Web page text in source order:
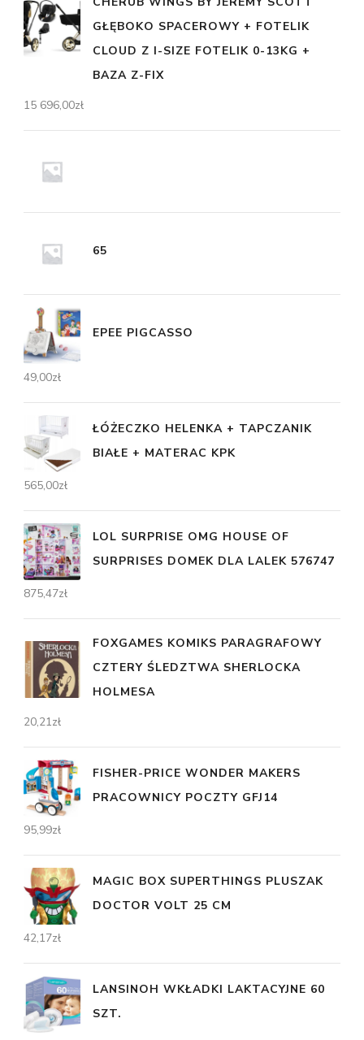
GŁĘBOKO SPACEROWY + FOTELIK
CLOUD Z I-SIZE FOTELIK 0-13KG +
BAZA Z-FIX
15 696,00zł
65
EPEE PIGCASSO
49,00zł
ŁÓŻECZKO HELENKA + TAPCZANIK
BIAŁE + MATERAC KPK
565,00zł
LOL SURPRISE OMG HOUSE OF
SURPRISES DOMEK DLA LALEK 576747
875,47zł
FOXGAMES KOMIKS PARAGRAFOWY
CZTERY ŚLEDZTWA SHERLOCKA
HOLMESA
20,21zł
FISHER-PRICE WONDER MAKERS
PRACOWNICY POCZTY GFJ14
95,99zł
MAGIC BOX SUPERTHINGS PLUSZAK
DOCTOR VOLT 25 CM
42,17zł
LANSINOH WKŁADKI LAKTACYJNE 60
SZT.